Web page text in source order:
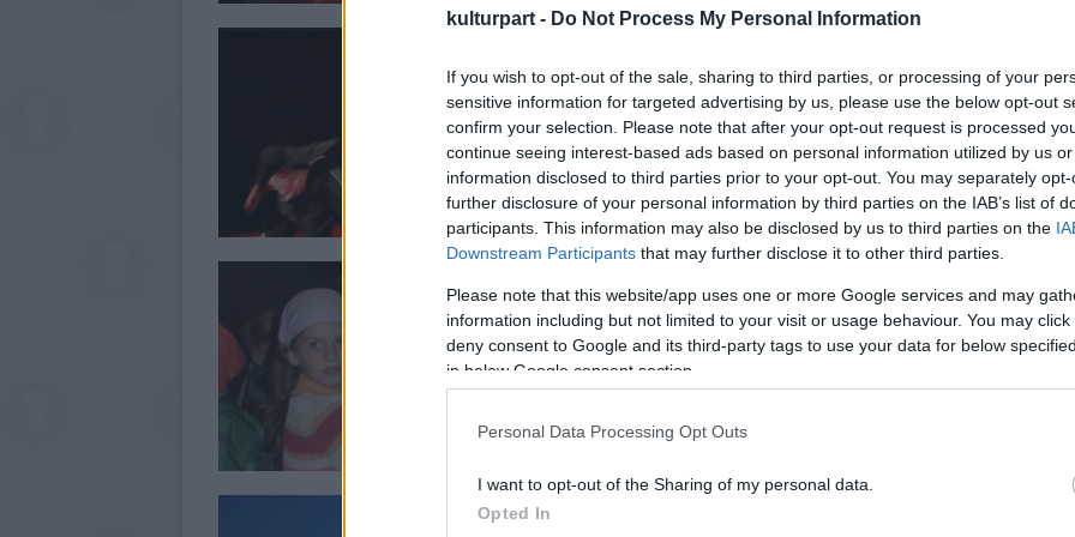
kulturpart - Do Not Process My Personal Information
If you wish to opt-out of the sale, sharing to third parties, or processing of your
sensitive information for targeted advertising by us, please use the below opt-out
confirm your selection. Please note that after your opt-out request is processed
continue seeing interest-based ads based on personal information utilized by us
information disclosed to third parties prior to your opt-out. You may separately
further disclosure of your personal information by third parties on the IAB’s list of
participants. This information may also be disclosed by us to third parties on the
Downstream Participants that may further disclose it to other third parties.
Please note that this website/app uses one or more Google services and may
information including but not limited to your visit or usage behaviour. You may
deny consent to Google and its third-party tags to use your data for below
in below Google consent section.
Personal Data Processing Opt Outs
I want to opt-out of the Sharing of my personal data.
Opted In
Ki mire képes a szerelemért? Melyek azok az áldozatok,
amelyet a szerelem vélt (vagy valós) oltárán joggal vagy
fölöslegesen áldozunk? Problémáink mennyire valósak
viselkedésünk mennyire nevetséges? Ezeket a
kérdéseket dobja fel az M-Studio Othello című előadása
Mihai Mãniuþiu rendezésében.
tovább
lelkemben is rezonál.”
2011. 05. 05.|Ambrus Melinda
Az ötödik, de ugyanakkor az első Gyermekszínjátszó
Találkozó zajlott május 2-án, kedden, a Váradi József
a suli dísztermében-ahogy a Bikini énekelte volt -csak úgy